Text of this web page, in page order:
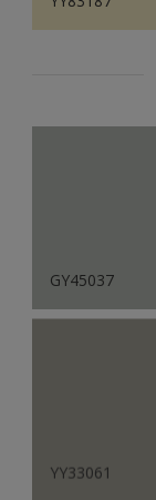
GY45037
YY33061